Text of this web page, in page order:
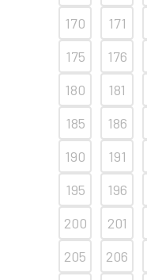
170
171
175
176
180
181
185
186
190
191
195
196
200
201
205
206